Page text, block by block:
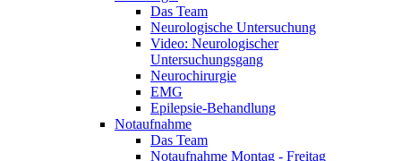
Das Team
Neurologische Untersuchung
Video: Neurologischer
Untersuchungsgang
Neurochirurgie
EMG
Epilepsie-Behandlung
Notaufnahme
Das Team
Notaufnahme Montag - Freitag